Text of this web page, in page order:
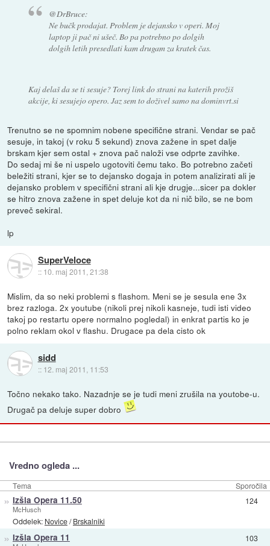
@DrBruce:
Ne bučk prodajat. Problem je dejansko v operi. Moj
laptop ji pač ni ušeč. Bo pa potrebno po dolgih
dolgih letih presedlati kam drugam za kratek čas.
Kaj delaš da se ti sesuje? Torej link do strani na katerih prožiš
akcije, ki sesujejo opero. Jaz sem to doživel samo na dominvrt.si
Trenutno se ne spomnim nobene specifične strani. Vendar se pač
sesuje, in takoj (v roku 5 sekund) znova zažene in spet dalje
brskam kjer sem ostal + znova pač naloži vse odprte zavihke.
Do sedaj mi še ni uspelo ugotoviti čemu tako. Bo potrebno začeti
beležiti strani, kjer se to dejansko dogaja in potem analizirati ali je
dejansko problem v specifični strani ali kje drugje...sicer pa dokler
se hitro znova zažene in spet deluje kot da ni nič bilo, se ne bom
preveč sekiral.
lp
SuperVeloce
:: 10. maj 2011, 21:38
Mislim, da so neki problemi s flashom. Meni se je sesula ene 3x
brez razloga. 2x youtube (nikoli prej nikoli kasneje, tudi isti video
takoj po restartu opere normalno pogledal) in enkrat partis ko je
polno reklam okol v flashu. Drugace pa dela cisto ok
sidd
:: 12. maj 2011, 11:53
Točno nekako tako. Nazadnje se je tudi meni zrušila na youtobe-u.
Drugač pa deluje super dobro
Vredno ogleda ...
Tema Sporočila
» Izšla Opera 11.50
McHusch
Oddelek: Novice/Brskalniki
124
» Izšla Opera 11 103